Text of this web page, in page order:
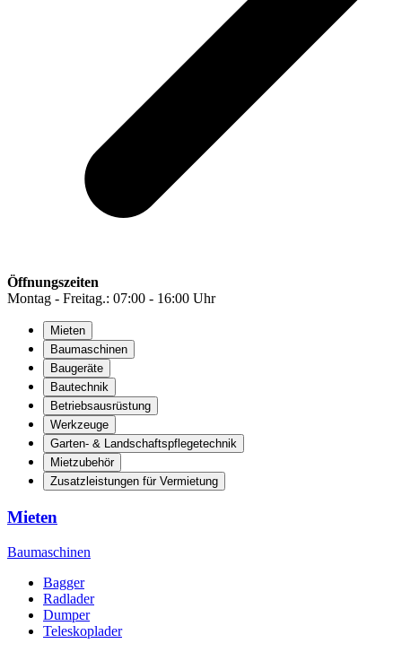
Öffnungszeiten
Montag - Freitag.: 07:00 - 16:00 Uhr
Mieten
Baumaschinen
Baugeräte
Bautechnik
Betriebsausrüstung
Werkzeuge
Garten- & Landschaftspflegetechnik
Mietzubehör
Zusatzleistungen für Vermietung
Mieten
Baumaschinen
Bagger
Radlader
Dumper
Teleskoplader